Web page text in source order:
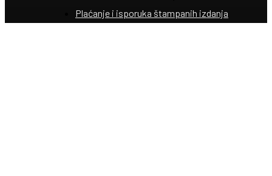
Plaćanje i isporuka štampanih izdanja